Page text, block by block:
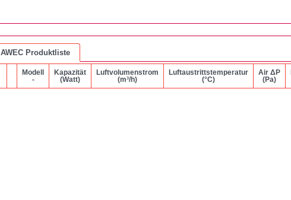
AWEC Produktliste
Modell
-
Kapazität
(Watt)
Luftvolumenstrom
(m³/h)
Luftaustrittstemperatur
(°C)
Air ΔP
(Pa)